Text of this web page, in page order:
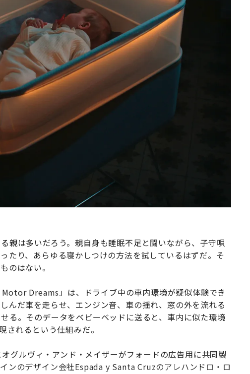
親は多いだろう。親自身も睡眠不足と闘いながら、子守唄
たり、あらゆる寝かしつけの方法を試しているはずだ。そ
のはない。
Dreams」は、ドライブ中の車内環境が疑似体験でき
んだ車を走らせ、エンジン音、車の揺れ、窓の外を流れる
る。そのデータをベビーベッドに送ると、車内に似た環境
されるという仕組みだ。
グルヴィ・アンド・メイザーがフォードの広告用に共同製
ンのデザイン会社Espada y Santa Cruzのアレハンドロ・ロ